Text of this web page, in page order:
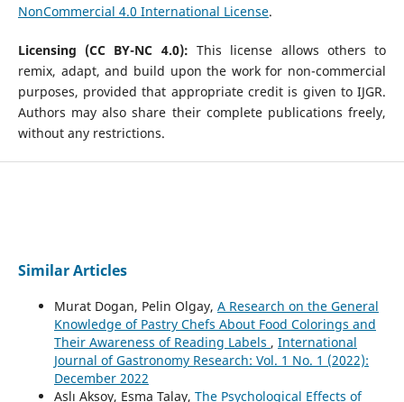
NonCommercial 4.0 International License.
Licensing (CC BY-NC 4.0): This license allows others to
remix, adapt, and build upon the work for non-commercial
purposes, provided that appropriate credit is given to IJGR.
Authors may also share their complete publications freely,
without any restrictions.
Similar Articles
Murat Dogan, Pelin Olgay, A Research on the General
Knowledge of Pastry Chefs About Food Colorings and
Their Awareness of Reading Labels , International
Journal of Gastronomy Research: Vol. 1 No. 1 (2022):
December 2022
Aslı Aksoy, Esma Talay, The Psychological Effects of